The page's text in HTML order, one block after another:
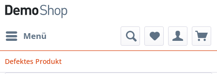
Menü
Defektes Produkt